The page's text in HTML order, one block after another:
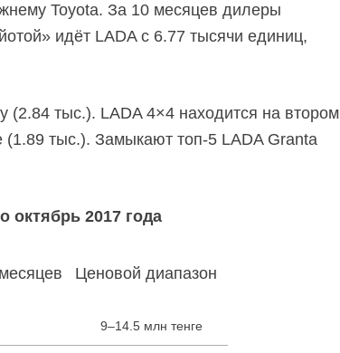
Toyota. За 10 месяцев дилеры
идёт LADA c 6.77 тысячи единиц,
(2.84 тыс.). LADA 4×4 находится на втором
(1.89 тыс.). Замыкают топ-5 LADA Granta
октябрь 2017 года
Ценовой диапазон
9–14.5 млн тенге